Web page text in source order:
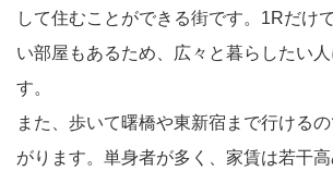
して住むことができる街です。1Rだけ
い部屋もあるため、広々と暮らしたい
す。
また、歩いて曙橋や東新宿まで行ける
がります。単身者が多く、家賃は若干高